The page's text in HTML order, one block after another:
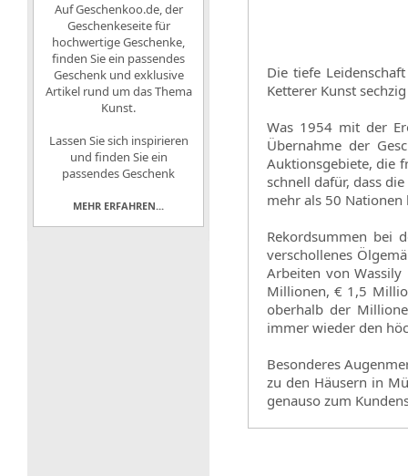
Die tiefe
Ketterer Kunst
Was 1954 mit der
Übernahme der
Auktionsgebiete, die
schnell dafür, dass
mehr als 50
Rekordsummen bei
verschollenes
Arbeiten von
Millionen, € 1,5
oberhalb der
immer wieder den
Besonderes
zu den Häusern in
genauso zum
AufGeschenkoo.de, der
Geschenkeseite für
hochwertige Geschenke,
finden Sie ein passendes
Geschenk und exklusive
Artikel rund um das Thema
Kunst.
Lassen Sie sich inspirieren
und finden Sie ein
passendes Geschenk
MEHR ERFAHREN...